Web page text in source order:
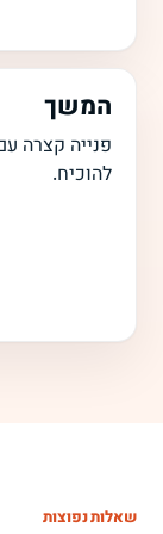
המשך
פנייה קצרה
להוכיח.
שאלות נפוצות